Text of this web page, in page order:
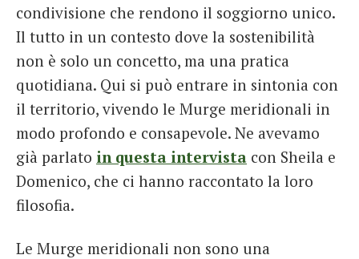
condivisione che rendono il soggiorno unico.
Il tutto in un contesto dove la sostenibilità
non è solo un concetto, ma una pratica
quotidiana. Qui si può entrare in sintonia con
il territorio, vivendo le Murge meridionali in
modo profondo e consapevole. Ne avevamo
già parlato in questa intervista con Sheila e
Domenico, che ci hanno raccontato la loro
filosofia.
Le Murge meridionali non sono una